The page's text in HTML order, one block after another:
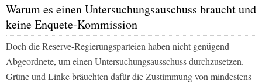
Warum es einen Untersuchungsauschuss braucht und
keine Enquete-Kommission
Doch die Reserve-Regierungsparteien haben nicht genügend
Abgeordnete, um einen Untersuchungsausschuss durchzusetzen.
Grüne und Linke bräuchten dafür die Zustimmung von mindestens